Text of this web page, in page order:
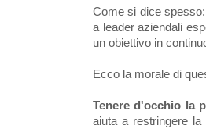
Come si dice
a leader aziendali
un obiettivo in
Ecco la morale di
Tenere d'occhio la
aiuta a restringere